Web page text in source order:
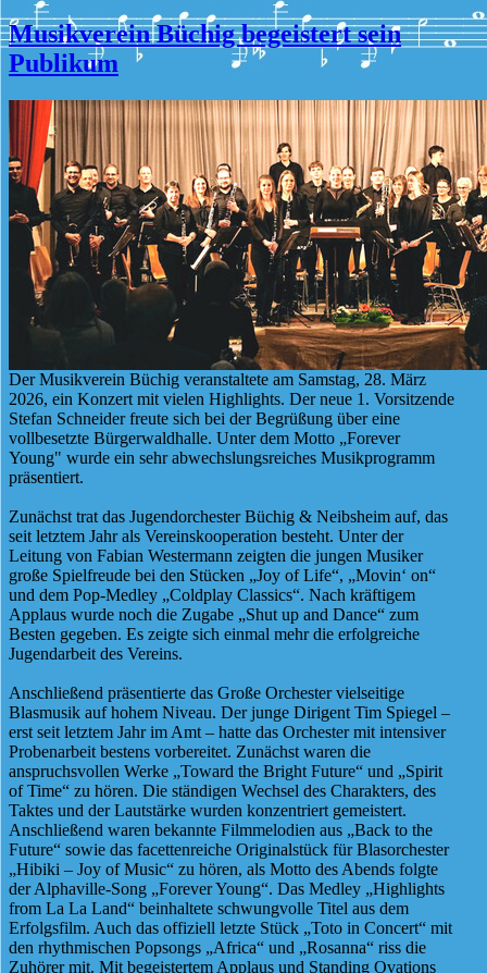
Musikverein Büchig begeistert sein
Publikum
Der Musikverein Büchig veranstaltete am Samstag, 28. März
2026, ein Konzert mit vielen Highlights. Der neue 1. Vorsitzende
Stefan Schneider freute sich bei der Begrüßung über eine
vollbesetzte Bürgerwaldhalle. Unter dem Motto „Forever
Young" wurde ein sehr abwechslungsreiches Musikprogramm
präsentiert.
Zunächst trat das Jugendorchester Büchig & Neibsheim auf, das
seit letztem Jahr als Vereinskooperation besteht. Unter der
Leitung von Fabian Westermann zeigten die jungen Musiker
große Spielfreude bei den Stücken „Joy of Life“, „Movin‘ on“
und dem Pop-Medley „Coldplay Classics“. Nach kräftigem
Applaus wurde noch die Zugabe „Shut up and Dance“ zum
Besten gegeben. Es zeigte sich einmal mehr die erfolgreiche
Jugendarbeit des Vereins.
Anschließend präsentierte das Große Orchester vielseitige
Blasmusik auf hohem Niveau. Der junge Dirigent Tim Spiegel –
erst seit letztem Jahr im Amt – hatte das Orchester mit intensiver
Probenarbeit bestens vorbereitet. Zunächst waren die
anspruchsvollen Werke „Toward the Bright Future“ und „Spirit
of Time“ zu hören. Die ständigen Wechsel des Charakters, des
Taktes und der Lautstärke wurden konzentriert gemeistert.
Anschließend waren bekannte Filmmelodien aus „Back to the
Future“ sowie das facettenreiche Originalstück für Blasorchester
„Hibiki – Joy of Music“ zu hören, als Motto des Abends folgte
der Alphaville-Song „Forever Young“. Das Medley „Highlights
from La La Land“ beinhaltete schwungvolle Titel aus dem
Erfolgsfilm. Auch das offiziell letzte Stück „Toto in Concert“ mit
den rhythmischen Popsongs „Africa“ und „Rosanna“ riss die
Zuhörer mit. Mit begeistertem Applaus und Standing Ovations